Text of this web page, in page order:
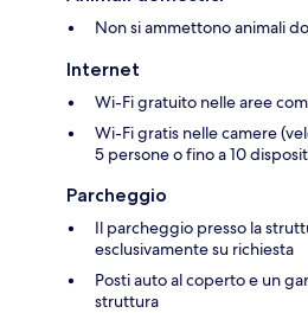
Non si ammettono animali
Internet
Wi-Fi gratuito nelle aree
Wi-Fi gratis nelle camere
5 persone o fino a 10
Parcheggio
Il parcheggio presso la
esclusivamente su richiesta
Posti auto al coperto e un
struttura